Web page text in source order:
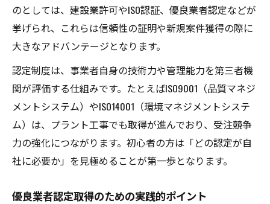
のとしては、建設業許可やISO認証、優良業者認定などが
挙げられ、これらは信頼性の証明や新規案件獲得の際に
大きなアドバンテージとなります。
認定制度は、事業者自身の技術力や管理能力を第三者機
関が評価する仕組みです。たとえばISO9001（品質マネジ
メントシステム）やISO14001（環境マネジメントシステ
ム）は、プラント工事でも取得が進んでおり、受注競争
力の強化につながります。初心者の方は「どの認定が自
社に必要か」を見極めることが第一歩となります。
優良業者認定取得のための実践的ポイント